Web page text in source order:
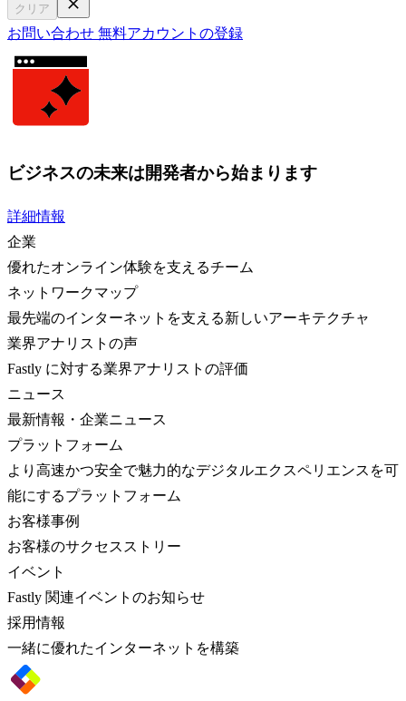
クリア
お問い合わせ 無料アカウントの登録
ビジネスの未来は開発者から始まります
詳細情報
企業
優れたオンライン体験を支えるチーム
ネットワークマップ
最先端のインターネットを支える新しいアーキテクチャ
業界アナリストの声
Fastly に対する業界アナリストの評価
ニュース
最新情報・企業ニュース
プラットフォーム
より高速かつ安全で魅力的なデジタルエクスペリエンスを可
能にするプラットフォーム
お客様事例
お客様のサクセスストリー
イベント
Fastly 関連イベントのお知らせ
採用情報
一緒に優れたインターネットを構築